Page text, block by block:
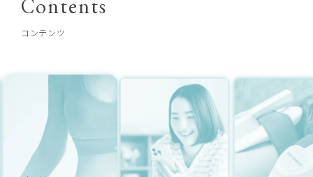
Contents
コンテンツ